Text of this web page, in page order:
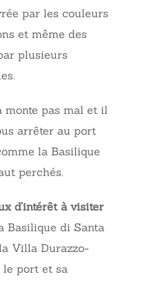
par les couleurs
et même des
plusieurs
monte pas mal et il
arrêter au port
la Basilique
perchés.
d’intérêt à visiter
Basilique di Santa
Villa Durazzo-
le port et sa